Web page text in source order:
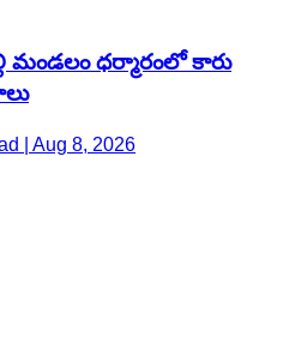
ధర్మారంలో కారు
| Aug 8, 2026